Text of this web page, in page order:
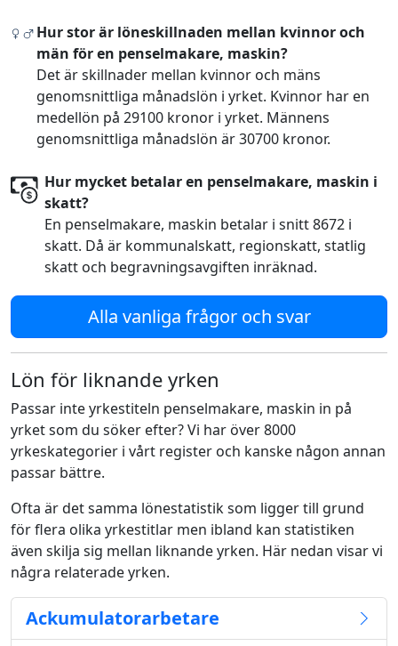
Hur stor är löneskillnaden mellan kvinnor och
män för en penselmakare, maskin?
Det är skillnader mellan kvinnor och mäns
genomsnittliga månadslön i yrket. Kvinnor har en
medellön på 29100 kronor i yrket. Männens
genomsnittliga månadslön är 30700 kronor.
Hur mycket betalar en penselmakare, maskin i
skatt?
En penselmakare, maskin betalar i snitt 8672 i
skatt. Då är kommunalskatt, regionskatt, statlig
skatt och begravningsavgiften inräknad.
Alla vanliga frågor och svar
Lön för liknande yrken
Passar inte yrkestiteln penselmakare, maskin in på
yrket som du söker efter? Vi har över 8000
yrkeskategorier i vårt register och kanske någon annan
passar bättre.
Ofta är det samma lönestatistik som ligger till grund
för flera olika yrkestitlar men ibland kan statistiken
även skilja sig mellan liknande yrken. Här nedan visar vi
några relaterade yrken.
Ackumulatorarbetare